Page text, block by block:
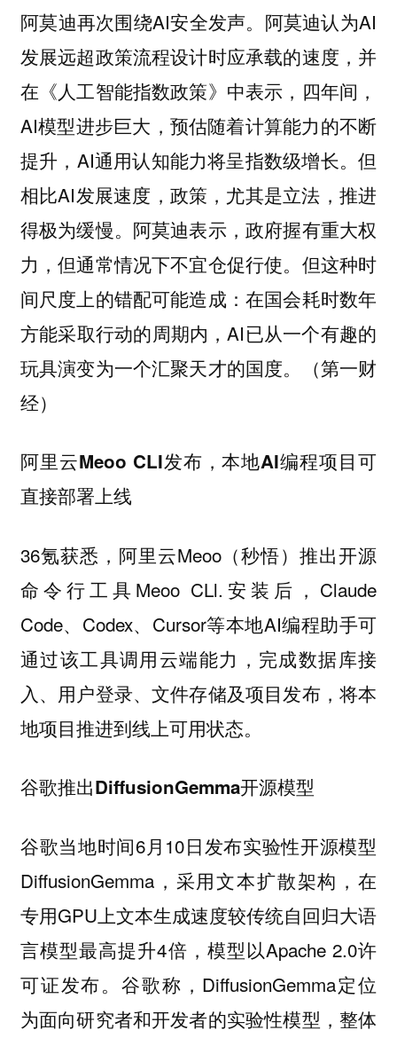
阿莫迪再次围绕AI安全发声。阿莫迪认为AI
发展远超政策流程设计时应承载的速度，并
在《人工智能指数政策》中表示，四年间，
AI模型进步巨大，预估随着计算能力的不断
提升，AI通用认知能力将呈指数级增长。但
相比AI发展速度，政策，尤其是立法，推进
得极为缓慢。阿莫迪表示，政府握有重大权
力，但通常情况下不宜仓促行使。但这种时
间尺度上的错配可能造成：在国会耗时数年
方能采取行动的周期内，AI已从一个有趣的
玩具演变为一个汇聚天才的国度。（第一财
经）
阿里云Meoo CLI发布，本地AI编程项目可
直接部署上线
36氪获悉，阿里云Meoo（秒悟）推出开源
命令行工具Meoo CLl.安装后，Claude
Code、Codex、Cursor等本地AI编程助手可
通过该工具调用云端能力，完成数据库接
入、用户登录、文件存储及项目发布，将本
地项目推进到线上可用状态。
谷歌推出DiffusionGemma开源模型
谷歌当地时间6月10日发布实验性开源模型
DiffusionGemma，采用文本扩散架构，在
专用GPU上文本生成速度较传统自回归大语
言模型最高提升4倍，模型以Apache 2.0许
可证发布。谷歌称，DiffusionGemma定位
为面向研究者和开发者的实验性模型，整体